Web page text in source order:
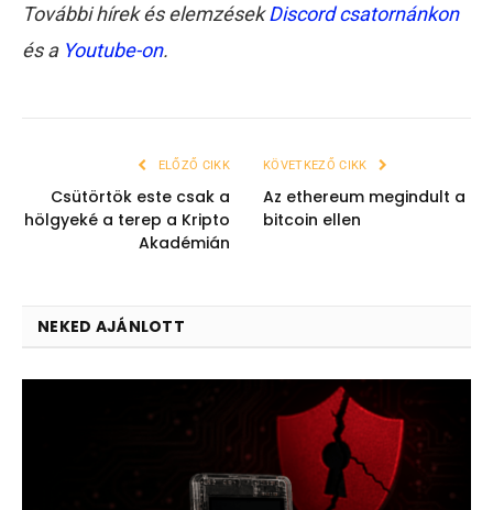
További hírek és elemzésekDiscord csatornánkon
és a Youtube-on.
ELŐZŐ CIKK
Csütörtök este csak a
hölgyeké a terep a Kripto
Akadémián
KÖVETKEZŐ CIKK
Az ethereum megindult a
bitcoin ellen
NEKED AJÁNLOTT